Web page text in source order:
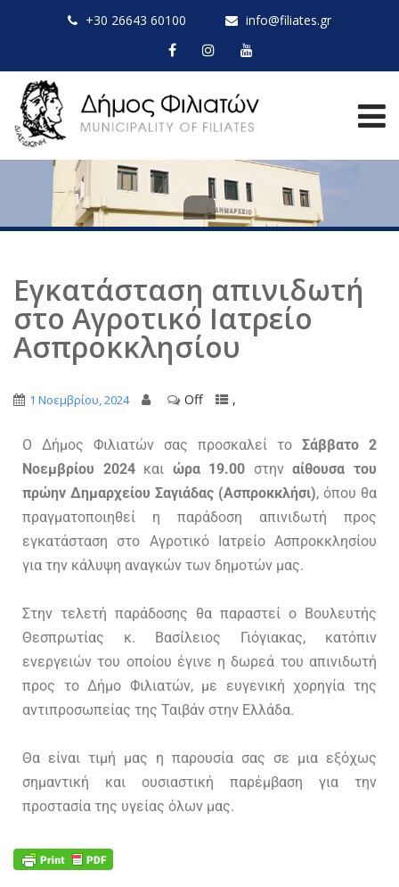
+30 26643 60100 info@filiates.gr
Εγκατάσταση απινιδωτή
στο Αγροτικό Ιατρείο
Ασπροκκλησίου
1 Νοεμβρίου, 2024 Off ,
Ο Δήμος Φιλιατών σας προσκαλεί το Σάββατο 2
Νοεμβρίου 2024και ώρα 19.00 στηναίθουσα του
πρώην Δημαρχείου Σαγιάδας (Ασπροκκλήσι), όπου θα
πραγματοποιηθεί η παράδοση απινιδωτή προς
εγκατάσταση στο Αγροτικό Ιατρείο Ασπροκκλησίου
για την κάλυψη αναγκών των δημοτών μας.
Στην τελετή παράδοσης θα παραστεί ο Βουλευτής
Θεσπρωτίας κ. Βασίλειος Γιόγιακας, κατόπιν
ενεργειών του οποίου έγινε η δωρεά του απινιδωτή
προς το Δήμο Φιλιατών, με ευγενική χορηγία της
αντιπροσωπείας της Ταιβάν στην Ελλάδα.
Θα είναι τιμή μας η παρουσία σας σε μια εξόχως
σημαντική και ουσιαστική παρέμβαση για την
προστασία της υγείας όλων μας.